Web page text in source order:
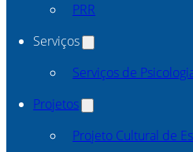
PRR
Serviços
Serviços de
Projetos
Projeto Cultural de